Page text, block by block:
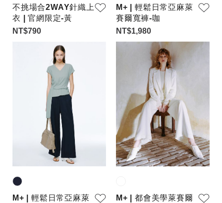
不挑場合2WAY針織上
衣 | 官網限定-黃
NT$790
M+ | 輕鬆日常亞麻萊
賽爾寬褲-咖
NT$1,980
M+ | 輕鬆日常亞麻萊
M+ | 都會美學萊賽爾